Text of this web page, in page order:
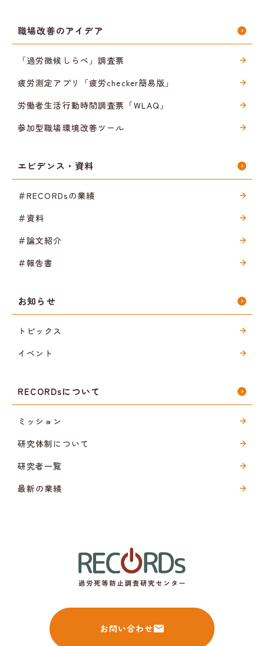
職場改善のアイデア
「過労徴候しらべ」調査票
疲労測定アプリ「疲労checker簡易版」
労働者生活行動時間調査票「WLAQ」
参加型職場環境改善ツール
エビデンス・資料
＃RECORDsの業績
＃資料
＃論文紹介
＃報告書
お知らせ
トピックス
イベント
RECORDsについて
ミッション
研究体制について
研究者一覧
最新の業績
お問い合わせ